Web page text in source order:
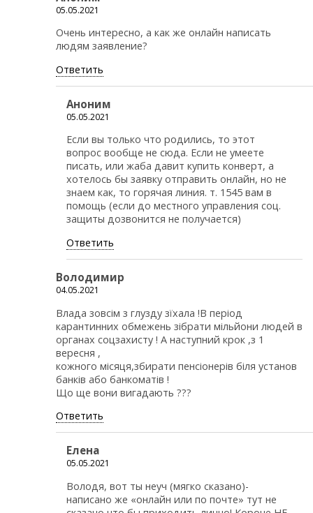
05.05.2021
Очень интересно, а как же онлайн написать
людям заявление?
Ответить
Аноним
05.05.2021
Если вы только что родились, то этот
вопрос вообще не сюда. Если не умеете
писать, или жаба давит купить конверт, а
хотелось бы заявку отправить онлайн, но не
знаем как, то горячая линия. т. 1545 вам в
помощь (если до местного управления соц.
защиты дозвонится не получается)
Ответить
Володимир
04.05.2021
Влада зовсім з глузду зїхала !В період
карантинних обмежень зібрати мільйони людей в
органах соцзахисту ! А наступний крок ,з 1
вересня ,
кожного місяця,збирати пенсіонерів біля установ
банків або банкоматів !
Що ще вони вигадають ???
Ответить
Елена
05.05.2021
Володя, вот ты неуч (мягко сказано)-
написано же «онлайн или по почте» тут не